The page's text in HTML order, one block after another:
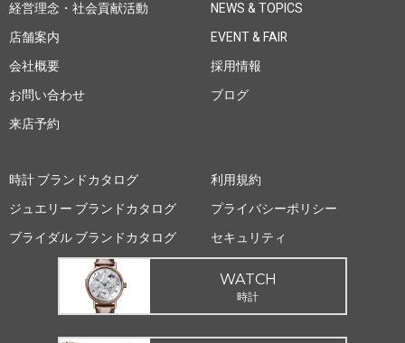
経営理念・社会貢献活動
店舗案内
会社概要
お問い合わせ
来店予約
NEWS & TOPICS
EVENT & FAIR
採用情報
ブログ
時計 ブランドカタログ
ジュエリー ブランドカタログ
ブライダル ブランドカタログ
利用規約
プライバシーポリシー
セキュリティ
WATCH
時計